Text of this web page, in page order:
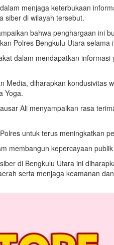
menjaga keterbukaan
siber di wilayah tersebut.
bahwa penghargaan ini
Polres Bengkulu Utara selama
dalam mendapatkan
diharapkan kondusivitas
Yoga.
Ali menyampaikan rasa
untuk terus meningkatkan
membangun kepercayaan
di Bengkulu Utara ini
serta menjaga keamanan